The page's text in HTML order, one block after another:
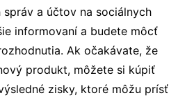
a účtov na sociálnych
informovaní a budete môcť
Ak očakávate, že
produkt, môžete si kúpiť
zisky, ktoré môžu prísť